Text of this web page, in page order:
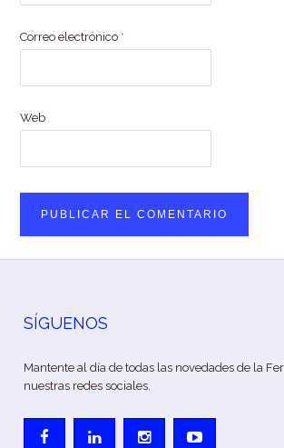
Correo electrónico *
Web
SÍGUENOS
Mantente al día de todas las novedades de la
nuestras redes sociales.